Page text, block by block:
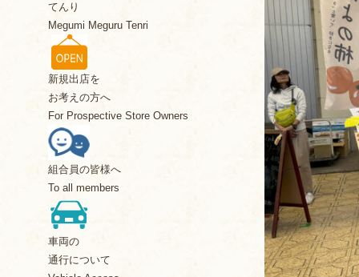
てんり
Megumi Meguru Tenri
新規出店を
お考えの方へ
For Prospective Store Owners
組合員の皆様へ
To all members
車両の
通行について